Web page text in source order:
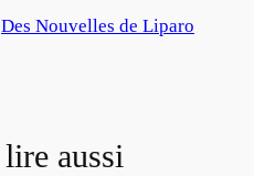
Des Nouvelles de Liparo
aussi